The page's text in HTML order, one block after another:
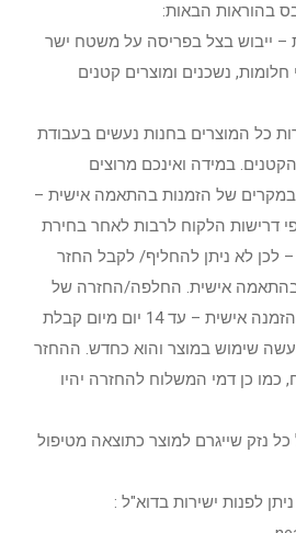
בהוראות הבאות:
– 30 מעלות – ייבוש בצל בפריסה על משטח ישר
נשכנים ומוצרים קטנים
כל המוצרים בחנות נעשים בעבודת
במידה ואינכם מרוצים
של הזמנות בהתאמה אישית –
דרישות הלקוח לרבות לאחר בחירת
– לכן לא ניתן להחליף/ לקבל החזר
בהתאמה אישית. החלפה/החזרה של
מוצרים שאינם סרוגים בהזמנה אישית – עד 14 יום מיום קבלת
שימוש במוצר והוא כחדש. ההחזר
כמו כן דמי המשלוח להחזרה יהיו
נזק שייגרם למוצר כתוצאה מטיפול
לפנות ישירות בדוא"ל :